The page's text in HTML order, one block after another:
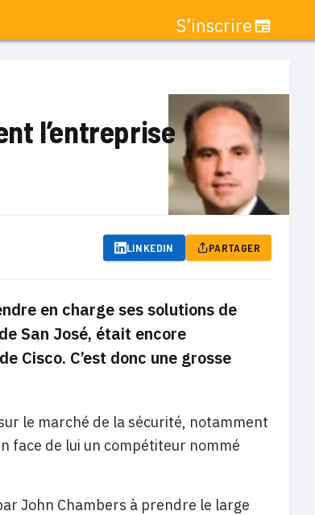
S’inscrire
l’entreprise
LINKEDIN PARTAGER
en charge ses solutions de
San José, était encore
Cisco. C’est donc une grosse
le marché de la sécurité, notamment
face de lui un compétiteur nommé
John Chambers à prendre le large